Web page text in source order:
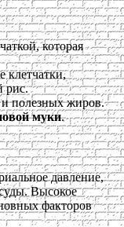
которая
клетчатки,
рис.
полезных жиров.
муки.
давление,
Высокое
факторов